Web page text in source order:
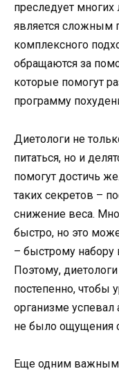
преследует
является сложным
комплексного
обращаются за
которые помогут
программу
Диетологи не
питаться, но и
помогут достичь
таких секретов –
снижение веса.
быстро, но это
– быстрому набору
Поэтому,
постепенно, чтобы
организме успевал
не было ощущения
Еще одним важным